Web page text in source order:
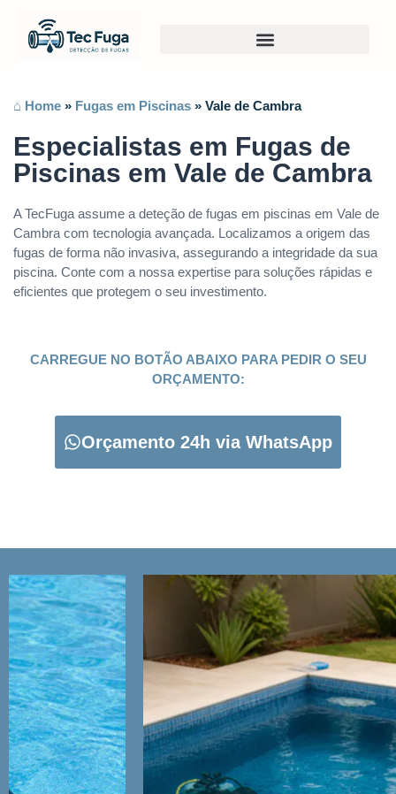
⌂ Home » Fugas em Piscinas » Vale de Cambra
Especialistas em Fugas de
Piscinas em Vale de Cambra
A TecFuga assume a deteção de fugas em piscinas em Vale de
Cambra com tecnologia avançada. Localizamos a origem das
fugas de forma não invasiva, assegurando a integridade da sua
piscina. Conte com a nossa expertise para soluções rápidas e
eficientes que protegem o seu investimento.
CARREGUE NO BOTÃO ABAIXO PARA PEDIR O SEU
ORÇAMENTO:
Orçamento 24h via WhatsApp